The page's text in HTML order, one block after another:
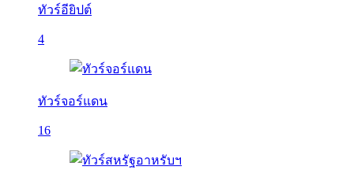
ทัวร์อียิปต์
4
ทัวร์จอร์แดน
16